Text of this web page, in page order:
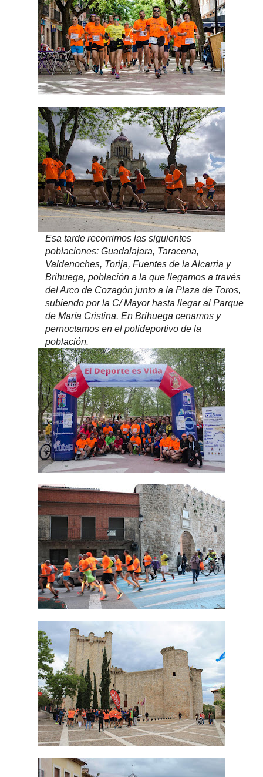
Esa tarde recorrimos las siguientes
poblaciones: Guadalajara, Taracena,
Valdenoches, Torija, Fuentes de la Alcarria y
Brihuega, población a la que llegamos a través
del Arco de Cozagón junto a la Plaza de Toros,
subiendo por la C/ Mayor hasta llegar al Parque
de María Cristina. En Brihuega cenamos y
pernoctamos en el polideportivo de la
población.